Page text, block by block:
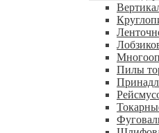
Пилы